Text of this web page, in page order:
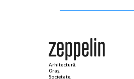
Arhitectură.
Oraș.
Societate.